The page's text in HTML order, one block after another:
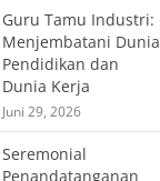
Guru Tamu Industri:
Menjembatani Dunia
Pendidikan dan
Dunia Kerja
Juni 29, 2026
Seremonial
Penandatanganan